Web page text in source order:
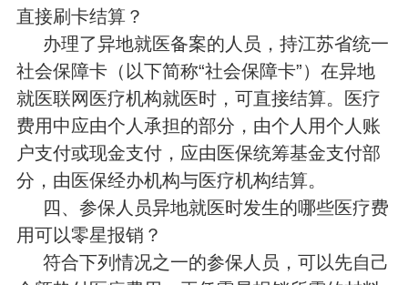
直接刷卡结算？
办理了异地就医备案的人员，持江苏省统一
社会保障卡（以下简称“社会保障卡”）在异地
就医联网医疗机构就医时，可直接结算。医疗
费用中应由个人承担的部分，由个人用个人账
户支付或现金支付，应由医保统筹基金支付部
分，由医保经办机构与医疗机构结算。
四、参保人员异地就医时发生的哪些医疗费
用可以零星报销？
符合下列情况之一的参保人员，可以先自己